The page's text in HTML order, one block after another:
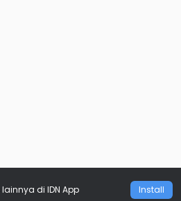
lainnya di IDN App Install